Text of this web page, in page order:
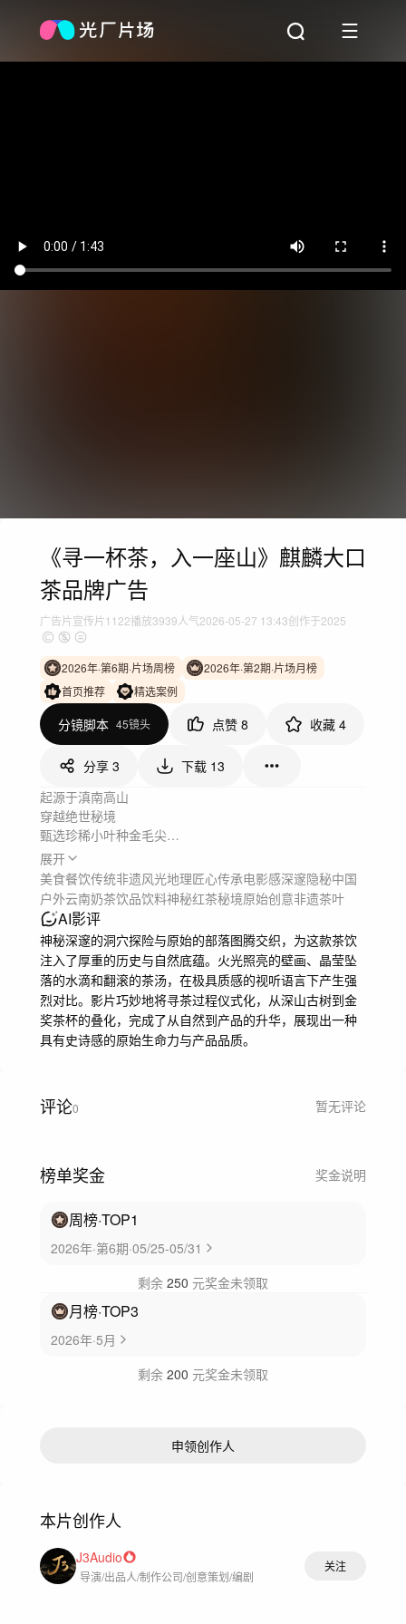
《寻一杯茶，入一座山》麒麟大口
茶品牌广告
广告片宣传片1122播放3939人气2026-05-27 13:43创作于2025
2026年·第6期·片场周榜
2026年·第2期·片场月榜
首页推荐
精选案例
分镜脚本 45镜头 点赞 8 收藏 4
分享 3 下载 13
起源于滇南高山
穿越绝世秘境
甄选珍稀小叶种金毛尖
饱经离尘千米之上的雨雾滋养
寻一杯茶，入一座山
展开
美食餐饮传统非遗风光地理匠心传承电影感深邃隐秘中国
户外云南奶茶饮品饮料神秘红茶秘境原始创意非遗茶叶
AI影评
神秘深邃的洞穴探险与原始的部落图腾交织，为这款茶饮
注入了厚重的历史与自然底蕴。火光照亮的壁画、晶莹坠
落的水滴和翻滚的茶汤，在极具质感的视听语言下产生强
烈对比。影片巧妙地将寻茶过程仪式化，从深山古树到金
奖茶杯的叠化，完成了从自然到产品的升华，展现出一种
具有史诗感的原始生命力与产品品质。
评论0 暂无评论
榜单奖金 奖金说明
周榜·TOP1
2026年·第6期·05/25-05/31
剩余 250 元奖金未领取
月榜·TOP3
2026年·5月
剩余 200 元奖金未领取
申领创作人
本片创作人
J3Audio
导演/出品人/制作公司/创意策划/编剧
关注